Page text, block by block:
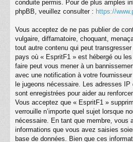
conduite permis. Pour de plus amples
phpBB, veuillez consulter : https://
Vous acceptez de ne pas publier de
vulgaire, diffamatoire, choquant,
tout autre contenu qui peut
pays où « EspritF1 » est hébergé ou
faire peut vous mener à un
avec une notification à votre
le jugeons nécessaire. Les adresses
sont enregistrées pour aider au
Vous acceptez que « EspritF1 »
verrouille n’importe quel sujet lorsque
nécessaire. En tant que membre, vous
informations que vous avez saisies
base de données. Bien que ces